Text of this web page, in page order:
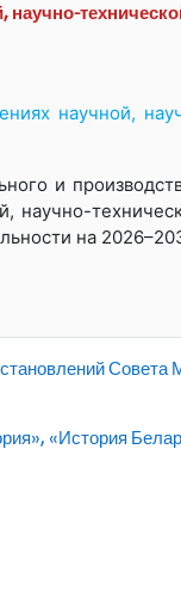
научной,
и
научно-
на
Совета
«История